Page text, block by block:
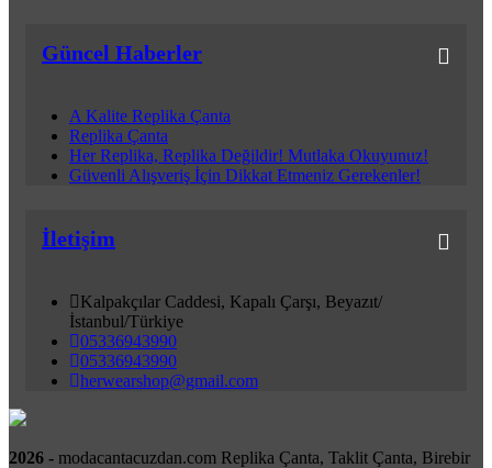
Güncel Haberler
A Kalite Replika Çanta
Replika Çanta
Her Replika, Replika Değildir! Mutlaka Okuyunuz!
Güvenli Alışveriş İçin Dikkat Etmeniz Gerekenler!
İletişim
Kalpakçılar Caddesi, Kapalı Çarşı, Beyazıt/
İstanbul/Türkiye
05336943990
05336943990
herwearshop@gmail.com
2026 - modacantacuzdan.com Replika Çanta, Taklit Çanta, Birebir